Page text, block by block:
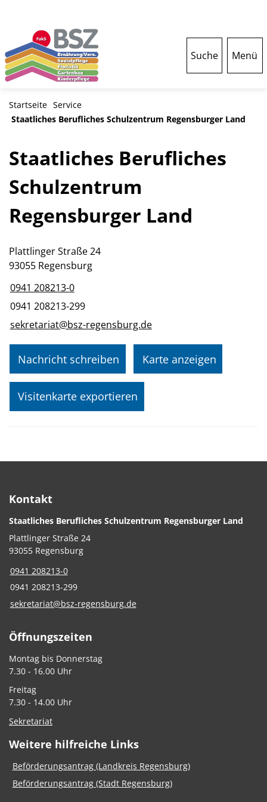
Suche Menü
Startseite Service
Staatliches Berufliches Schulzentrum Regensburger Land
Staatliches Berufliches
Schulzentrum
Regensburger Land
Plattlinger Straße 24
93055 Regensburg
0941 208213-0
0941 208213-299
sekretariat@bsz-regensburg.de
Nachricht schreiben Karte anzeigen
Visitenkarte exportieren
Kontakt
Staatliches Berufliches Schulzentrum Regensburger Land
Plattlinger Straße 24
93055 Regensburg
0941 208213-0
0941 208213-299
sekretariat@bsz-regensburg.de
Öffnungszeiten
Montag bis Donnerstag
7.30 - 16.00 Uhr
Freitag
7.30 - 14.00 Uhr
Sekretariat
Weitere hilfreiche Links
Beförderungsantrag (Landkreis Regensburg)
Beförderungsantrag (Stadt Regensburg)